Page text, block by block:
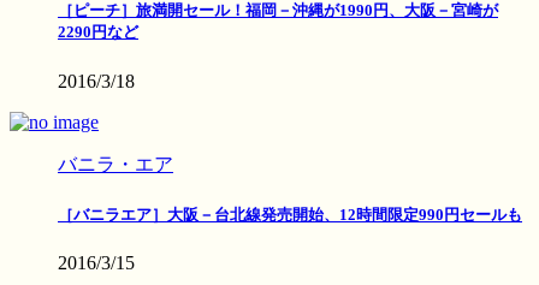
［ピーチ］旅満開セール！福岡－沖縄が1990円、大阪－宮崎が
2290円など
2016/3/18
バニラ・エア
［バニラエア］大阪－台北線発売開始、12時間限定990円セールも
2016/3/15